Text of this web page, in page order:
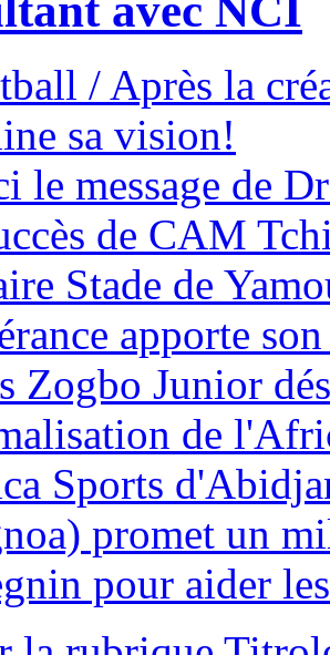
avec NCI
/ Après la
sa vision!
le message de
de CAM
Stade de
apporte
Zogbo Junior
de
Sports
promet un
pour aider